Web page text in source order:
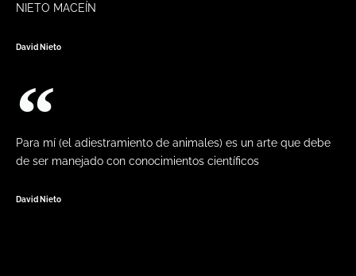
NIETO MACEÍN
David Nieto
Para mí (el adiestramiento de animales) es un arte que debe
de ser manejado con conocimientos científicos
David Nieto